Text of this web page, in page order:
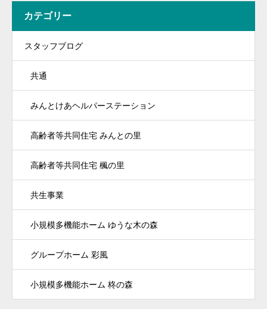
カテゴリー
スタッフブログ
共通
みんとけあヘルパーステーション
高齢者等共同住宅 みんとの里
高齢者等共同住宅 楓の里
共生事業
小規模多機能ホーム ゆうな木の森
グループホーム 彩風
小規模多機能ホーム 柊の森